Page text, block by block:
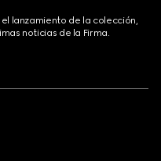
lanzamiento de la colección,
noticias de la Firma.